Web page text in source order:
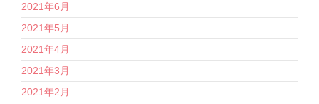
2021年6月
2021年5月
2021年4月
2021年3月
2021年2月